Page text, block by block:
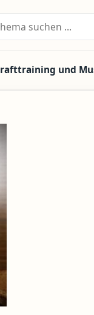
nach:
und